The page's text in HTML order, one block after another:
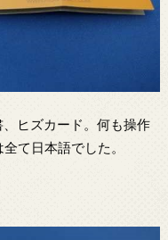
ヒズカード。何も操作
て日本語でした。